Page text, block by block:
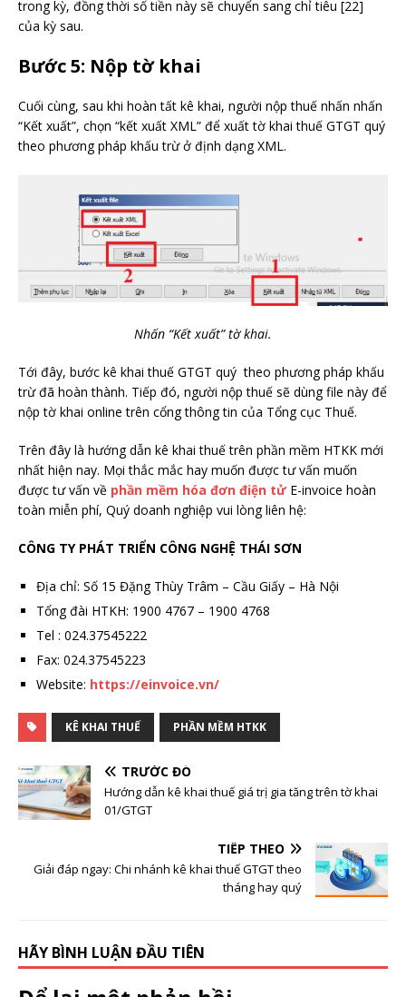
trong kỳ, đồng thời số tiền này sẽ chuyển sang chỉ tiêu [22]
của kỳ sau.
Bước 5: Nộp tờ khai
Cuối cùng, sau khi hoàn tất kê khai, người nộp thuế nhấn nhấn
“Kết xuất”, chọn “kết xuất XML” để xuất tờ khai thuế GTGT quý
theo phương pháp khấu trừ ở định dạng XML.
Nhấn “Kết xuất” tờ khai.
Tới đây, bước kê khai thuế GTGT quý theo phương pháp khấu
trừ đã hoàn thành. Tiếp đó, người nộp thuế sẽ dùng file này để
nộp tờ khai online trên cổng thông tin của Tổng cục Thuế.
Trên đây là hướng dẫn kê khai thuế trên phần mềm HTKK mới
nhất hiện nay. Mọi thắc mắc hay muốn được tư vấn muốn
được tư vấn về phần mềm hóa đơn điện tửE-invoice hoàn
toàn miễn phí, Quý doanh nghiệp vui lòng liên hệ:
CÔNG TY PHÁT TRIỂN CÔNG NGHỆ THÁI SƠN
Địa chỉ: Số 15 Đặng Thùy Trâm – Cầu Giấy – Hà Nội
Tổng đài HTKH: 1900 4767 – 1900 4768
Tel : 024.37545222
Fax: 024.37545223
Website: https://einvoice.vn/
KÊ KHAI THUẾ PHẦN MỀM HTKK
TRƯỚC ĐÓ
Hướng dẫn kê khai thuế giá trị gia tăng trên tờ khai
01/GTGT
TIẾP THEO
Giải đáp ngay: Chi nhánh kê khai thuế GTGT theo
tháng hay quý
HÃY BÌNH LUẬN ĐẦU TIÊN